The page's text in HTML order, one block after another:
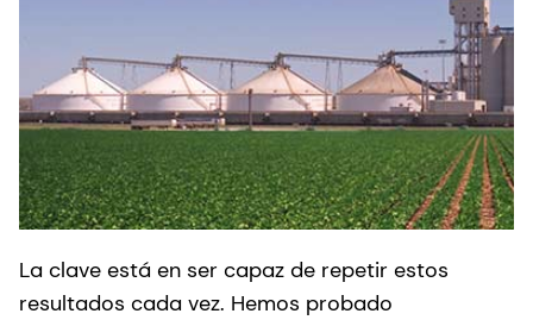
La clave está en ser capaz de repetir estos
resultados cada vez. Hemos probado